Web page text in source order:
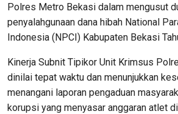
Polres Metro Bekasi dalam mengusut
penyalahgunaan dana hibah National
Indonesia (NPCI) Kabupaten Bekasi
Kinerja Subnit Tipikor Unit Krimsus
dinilai tepat waktu dan menunjukkan
menangani laporan pengaduan
korupsi yang menyasar anggaran atlet